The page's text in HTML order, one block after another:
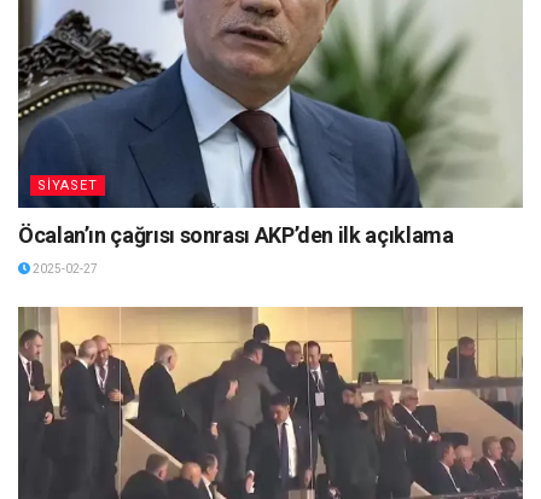
SİYASET
Öcalan’ın çağrısı sonrası AKP’den ilk açıklama
2025-02-27